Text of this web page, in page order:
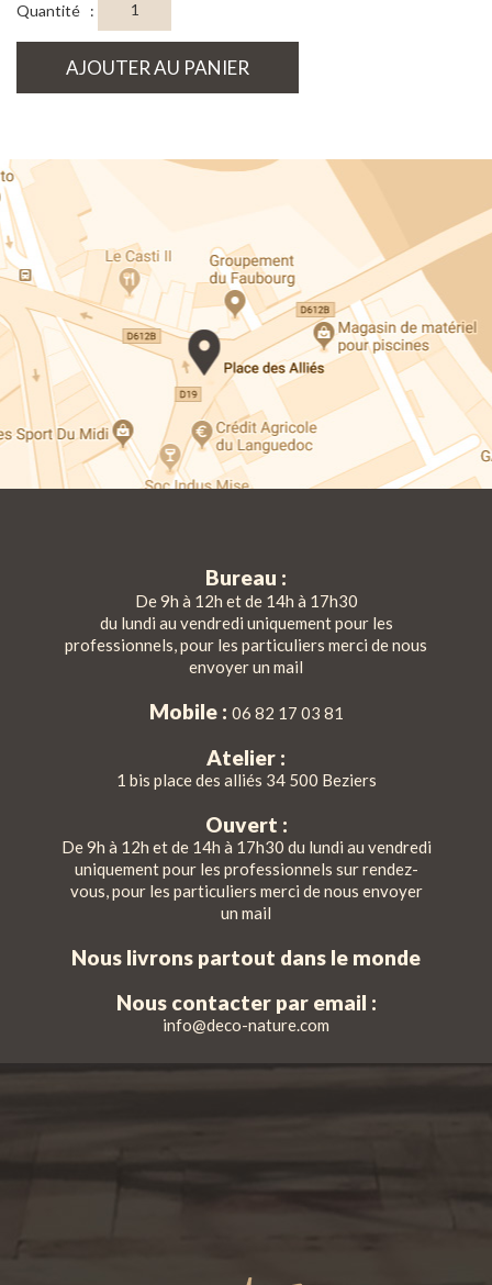
Quantité :
AJOUTER AU PANIER
Bureau :
De 9h à 12h et de 14h à 17h30
du lundi au vendredi uniquement pour les
professionnels, pour les particuliers merci de nous
envoyer un mail
Mobile : 06 82 17 03 81
Atelier :
1 bis place des alliés 34 500 Beziers
Ouvert :
De 9h à 12h et de 14h à 17h30 du lundi au vendredi
uniquement pour les professionnels sur rendez-
vous, pour les particuliers merci de nous envoyer
un mail
Nous livrons partout dans le monde
Nous contacter par email :
info@deco-nature.com